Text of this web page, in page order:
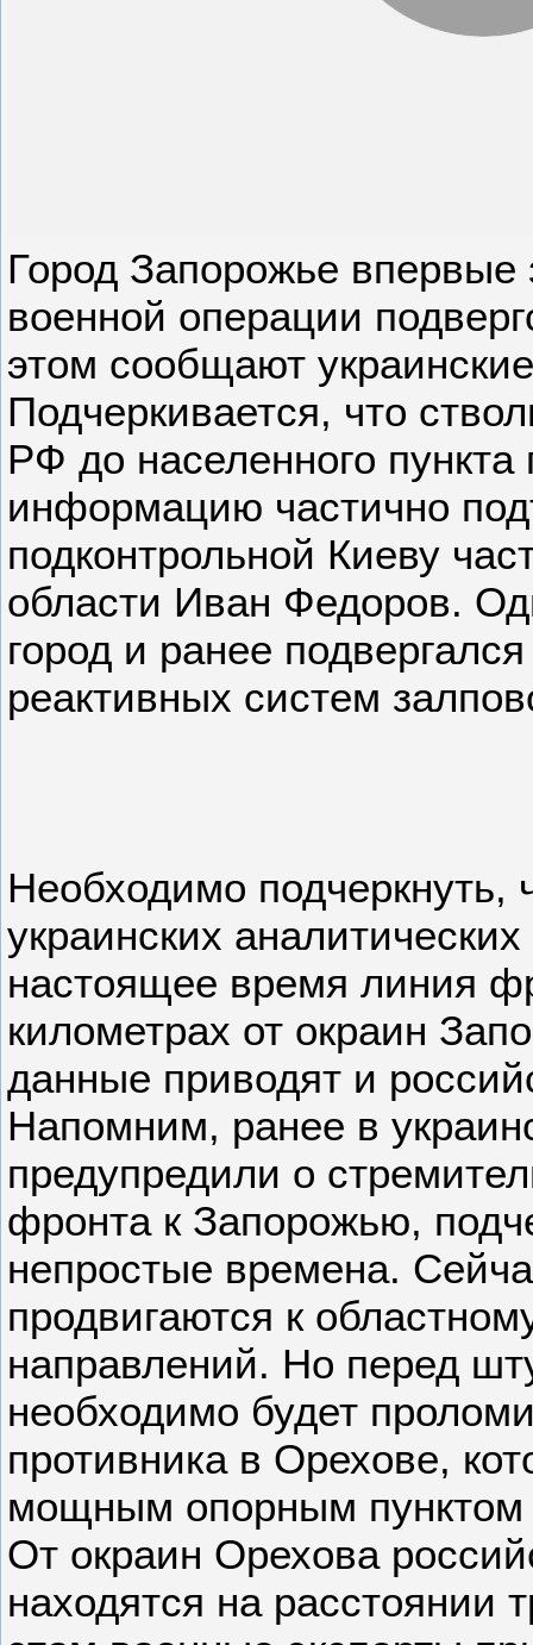
Город Запорожье
военной операции
этом сообщают
Подчеркивается, что
РФ до населенного пункта
информацию частично
подконтрольной Киеву
области Иван Федоров.
город и ранее
реактивных систем
Необходимо подчеркнуть,
украинских
настоящее время линия
километрах от окраин
данные приводят и
Напомним, ранее в
предупредили о
фронта к Запорожью,
непростые времена.
продвигаются к
направлений. Но перед
необходимо будет
противника в Орехове,
мощным опорным пунктом
От окраин Орехова
находятся на расстоянии